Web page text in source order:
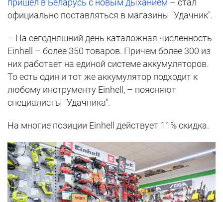
официально поставляться в магазины "Удачник".
– На сегодняшний день каталожная численность
Einhell – более 350 товаров. Причем более 300 из
них работает на единой системе аккумуляторов.
То есть один и тот же аккумулятор подходит к
любому инструменту Einhell, – поясняют
специалисты "Удачника".
На многие позиции Einhell действует 11% скидка.